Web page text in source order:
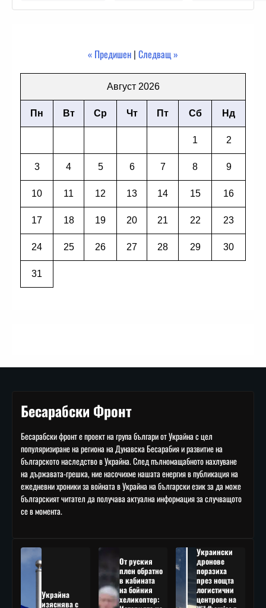
« Предишен | Следващ »
Август 2026
Пн Вт Ср Чт Пт Сб Нд
1 2
3 4 5 6 7 8 9
10 11 12 13 14 15 16
17 18 19 20 21 22 23
24 25 26 27 28 29 30
31
Бесарабски Фронт
Бесарабски фронт е проект на група българи от Украйна с цел
популяризиране на региона на Дунавска Бесарабия и развитие на
българското наследство в Украйна. След пълномащабното нахлуване
на държавата-грешка, ние насочихме нашата енергия в публикация на
ежедневни хроники за войната в Украйна на български език за да може
българският читател да получава актуална информация за случващото
се в момента.
Украйна
изяснява с
От руския
плен обратно
в кабината
на бойния
хеликоптер:
Украински
дронове
поразиха
през нощта
логистични
центрове на